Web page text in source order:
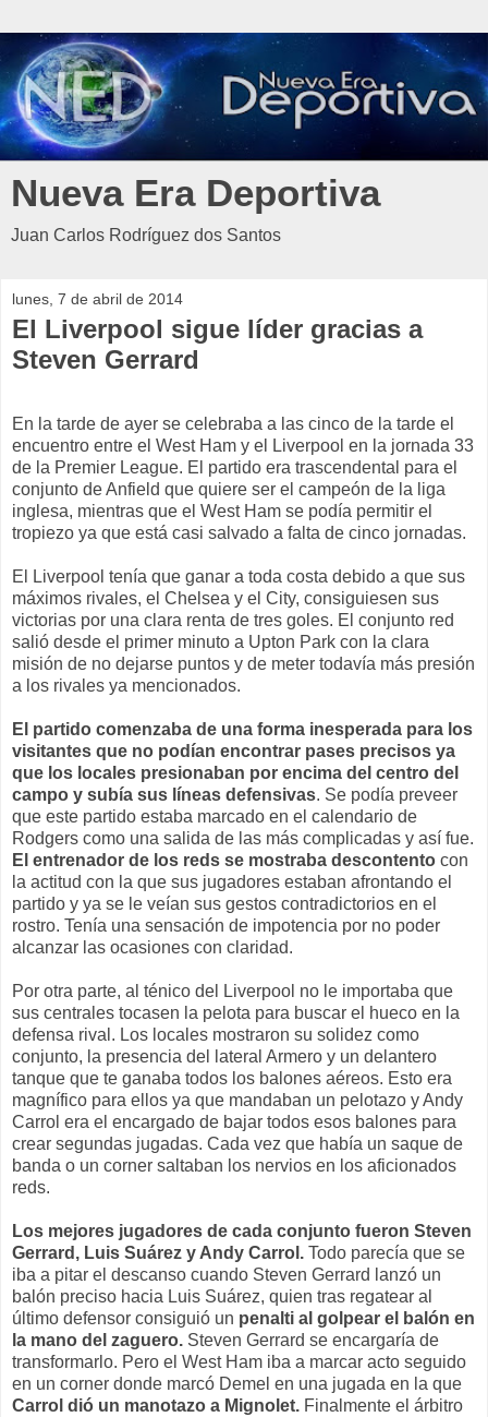
Nueva Era Deportiva
Juan Carlos Rodríguez dos Santos
lunes, 7 de abril de 2014
El Liverpool sigue líder gracias a
Steven Gerrard
En la tarde de ayer se celebraba a las cinco de la tarde el
encuentro entre el West Ham y el Liverpool en la jornada 33
de la Premier League. El partido era trascendental para el
conjunto de Anfield que quiere ser el campeón de la liga
inglesa, mientras que el West Ham se podía permitir el
tropiezo ya que está casi salvado a falta de cinco jornadas.
El Liverpool tenía que ganar a toda costa debido a que sus
máximos rivales, el Chelsea y el City, consiguiesen sus
victorias por una clara renta de tres goles. El conjunto red
salió desde el primer minuto a Upton Park con la clara
misión de no dejarse puntos y de meter todavía más presión
a los rivales ya mencionados.
El partido comenzaba de una forma inesperada para los
visitantes que no podían encontrar pases precisos ya
que los locales presionaban por encima del centro del
campo y subía sus líneas defensivas. Se podía preveer
que este partido estaba marcado en el calendario de
Rodgers como una salida de las más complicadas y así fue.
El entrenador de los reds se mostraba descontento con
la actitud con la que sus jugadores estaban afrontando el
partido y ya se le veían sus gestos contradictorios en el
rostro. Tenía una sensación de impotencia por no poder
alcanzar las ocasiones con claridad.
Por otra parte, al ténico del Liverpool no le importaba que
sus centrales tocasen la pelota para buscar el hueco en la
defensa rival. Los locales mostraron su solidez como
conjunto, la presencia del lateral Armero y un delantero
tanque que te ganaba todos los balones aéreos. Esto era
magnífico para ellos ya que mandaban un pelotazo y Andy
Carrol era el encargado de bajar todos esos balones para
crear segundas jugadas. Cada vez que había un saque de
banda o un corner saltaban los nervios en los aficionados
reds.
Los mejores jugadores de cada conjunto fueron Steven
Gerrard, Luis Suárez y Andy Carrol. Todo parecía que se
iba a pitar el descanso cuando Steven Gerrard lanzó un
balón preciso hacia Luis Suárez, quien tras regatear al
último defensor consiguió un penalti al golpear el balón en
la mano del zaguero. Steven Gerrard se encargaría de
transformarlo. Pero el West Ham iba a marcar acto seguido
en un corner donde marcó Demel en una jugada en la que
Carrol dió un manotazo a Mignolet. Finalmente el árbitro